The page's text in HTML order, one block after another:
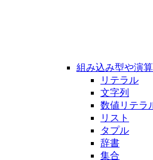
組み込み型や演
リテラル
文字列
数値リテラ
リスト
タプル
辞書
集合